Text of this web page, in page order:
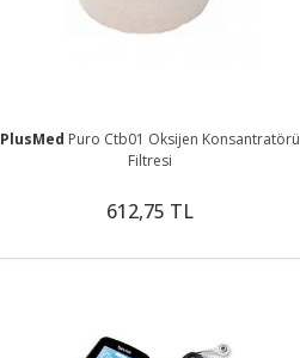
PlusMed Puro Ctb01 Oksijen Konsantratörü
Filtresi
612,75 TL